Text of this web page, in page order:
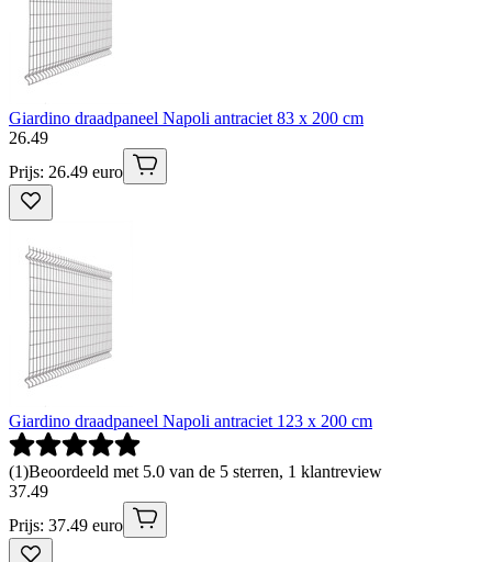
Giardino draadpaneel Napoli antraciet 83 x 200 cm
26.49
Prijs: 26.49 euro
Giardino draadpaneel Napoli antraciet 123 x 200 cm
(1)Beoordeeld met 5.0 van de 5 sterren, 1 klantreview
37.49
Prijs: 37.49 euro